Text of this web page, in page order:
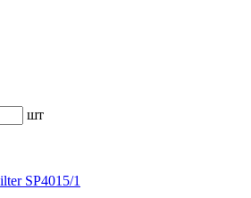
шт
SP4015/1